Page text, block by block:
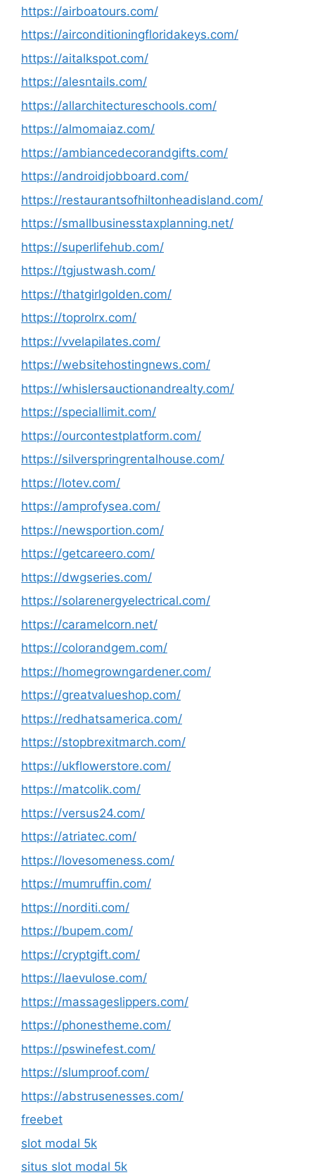
https://airboatours.com/
https://airconditioningfloridakeys.com/
https://aitalkspot.com/
https://alesntails.com/
https://allarchitectureschools.com/
https://almomaiaz.com/
https://ambiancedecorandgifts.com/
https://androidjobboard.com/
https://restaurantsofhiltonheadisland.com/
https://smallbusinesstaxplanning.net/
https://superlifehub.com/
https://tgjustwash.com/
https://thatgirlgolden.com/
https://toprolrx.com/
https://vvelapilates.com/
https://websitehostingnews.com/
https://whislersauctionandrealty.com/
https://speciallimit.com/
https://ourcontestplatform.com/
https://silverspringrentalhouse.com/
https://lotev.com/
https://amprofysea.com/
https://newsportion.com/
https://getcareero.com/
https://dwgseries.com/
https://solarenergyelectrical.com/
https://caramelcorn.net/
https://colorandgem.com/
https://homegrowngardener.com/
https://greatvalueshop.com/
https://redhatsamerica.com/
https://stopbrexitmarch.com/
https://ukflowerstore.com/
https://matcolik.com/
https://versus24.com/
https://atriatec.com/
https://lovesomeness.com/
https://mumruffin.com/
https://norditi.com/
https://bupem.com/
https://cryptgift.com/
https://laevulose.com/
https://massageslippers.com/
https://phonestheme.com/
https://pswinefest.com/
https://slumproof.com/
https://abstrusenesses.com/
freebet
slot modal 5k
situs slot modal 5k